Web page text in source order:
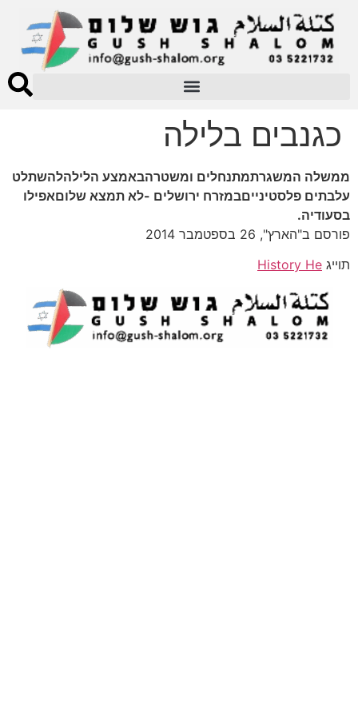
כגנבים בלילה
ממשלה המשגרתמתנחלים ומשטרהבאמצע הלילהלהשתלט
עלבתים פלסטינייםבמזרח ירושלים -לא תמצא שלוםאפילו
בסעודיה.
פורסם ב"הארץ", 26 בספטמבר 2014
תוייג History He